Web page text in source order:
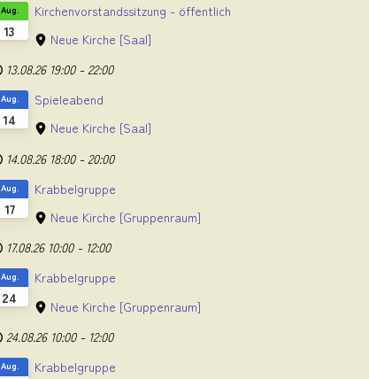
13
Aug.
Kirchenvorstandssitzung - öffentlich
Neue Kirche [Saal]
13.08.26 19:00 - 22:00
14
Aug.
Spieleabend
Neue Kirche [Saal]
14.08.26 18:00 - 20:00
17
Aug.
Krabbelgruppe
Neue Kirche [Gruppenraum]
17.08.26 10:00 - 12:00
24
Aug.
Krabbelgruppe
Neue Kirche [Gruppenraum]
24.08.26 10:00 - 12:00
Aug.
Krabbelgruppe